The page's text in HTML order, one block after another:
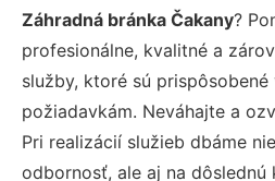
Záhradná bránka Čakany?
profesionálne, kvalitné a
služby, ktoré sú
požiadavkám. Neváhajte a
Pri realizácií služieb dbáme
odbornosť, ale aj na dôslednú